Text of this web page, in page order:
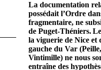
La documentation
possédait l’Ordre
fragmentaire, ne
de Puget-Théniers.
la viguerie de Nice et
gauche du Var
Vintimille) ne nous
entraîne des